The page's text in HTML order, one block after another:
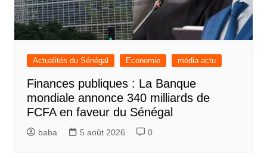
Actualités du Sénégal Economie média actu
Finances publiques : La Banque
mondiale annonce 340 milliards de
FCFA en faveur du Sénégal
baba 5 août 2026 0